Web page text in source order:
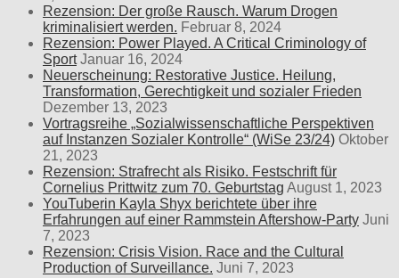
Rezension: Der große Rausch. Warum Drogen
kriminalisiert werden. Februar 8, 2024
Rezension: Power Played. A Critical Criminology of
Sport Januar 16, 2024
Neuerscheinung: Restorative Justice. Heilung,
Transformation, Gerechtigkeit und sozialer Frieden
Dezember 13, 2023
Vortragsreihe „Sozialwissenschaftliche Perspektiven
auf Instanzen Sozialer Kontrolle“ (WiSe 23/24) Oktober
21, 2023
Rezension: Strafrecht als Risiko. Festschrift für
Cornelius Prittwitz zum 70. Geburtstag August 1, 2023
YouTuberin Kayla Shyx berichtete über ihre
Erfahrungen auf einer Rammstein Aftershow-Party Juni
7, 2023
Rezension: Crisis Vision. Race and the Cultural
Production of Surveillance. Juni 7, 2023